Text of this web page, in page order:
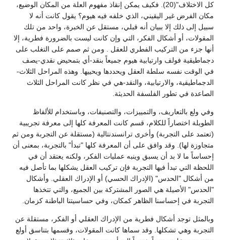
كل الاختلاف"(20). فكيف يمكن إنقاذ مفهوم العلة من المكان الوضيع،
مكان الفرض غير اليقيني، الذي خلفه فيه هيوم؟ يقول كانت أنه لا
سبيل إلى ذلك إلا ببيان أنه قبلي، مستقل عن الخبرة، واحد من تلك
المقولات، أو أشكال الفكر، التي وإن كانت ليست بالضرورة فطرية، إلا
أنها جزء من التركيب الفطري للعقل . ومن ثم صمم على التغلب على
دجماطيقية فولف وارتيابية هيوم جميعاً بنقد-أي بتمحيض نقدي-يصف
في الوقت نفسه سلطة العقل ويحددها ويحييها. وهذه المراحل الثلاث-
الدجماطيقية، والارتيابية، والنقد-هي في نظر كانت المراحل الثلاث
الصاعدة في تطور الفلسفة الحديثة.
وفي ولع بالتعاريف، والتمييزات، والتصنيفات، وباستخدام للألفاظ
الطويلة اختصاراً للكلام، قسم كانت المعرفة كلها إلى معرفة تجريبية
(تعتمد على التجربة) وأخرى ترانسندنتالية (مستقلة عن التجربة ومن ثم
متجاوزة لها). وقد وافق على أن المعرفة كلها "تبدأ" بالتجربة، بمعنى أن
إحساساً ما لا بد أن يسبق وينبه عمليات الفكر، ولكنه يعتقد أن في
اللحظة التي تبدأ فيها التجربة فإن تركيب العقل يشكلها بما تأصل فيه
من أشكال "الحدس" (الإدراك الحسي) أو الإدراك العقلي. وأشكال
"الحدس" الأصيلة هي الصور المشتركة بين الجميع، والتي تتخذها
التجربة في إحساسنا الظاهر كمكان، وفي حساسيتنا الباطنة كزمان.
وبالمثل توجد أشكال فطرية من الإدراك العقلي أو الفكر، مستقلة عن
التجربة وهي تشكلها. وقد سماها كانت المقولات، وقسمها بتناسق أولع